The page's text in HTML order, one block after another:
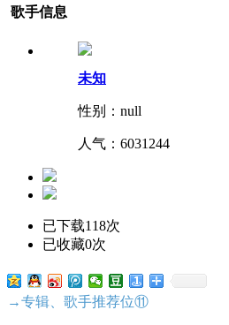
歌手信息
未知
性别：null
人气： 6031244
已下载118次
已收藏0次
→专辑、歌手推荐位⑪